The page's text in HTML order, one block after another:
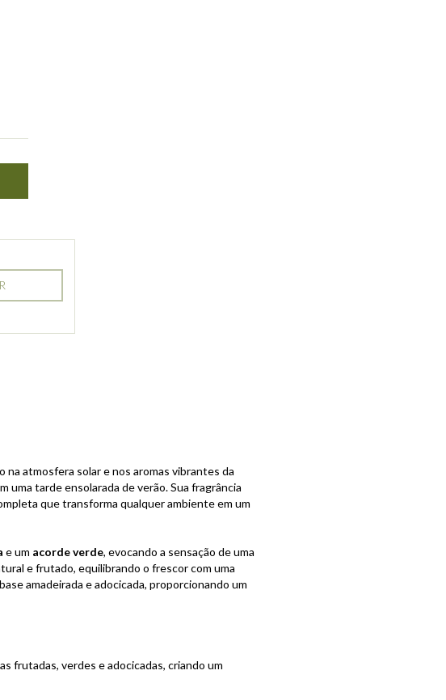
na atmosfera solar e nos aromas vibrantes da
uma tarde ensolarada de verão. Sua fragrância
que transforma qualquer ambiente em um
e um acorde verde, evocando a sensação de uma
e frutado, equilibrando o frescor com uma
amadeirada e adocicada, proporcionando um
frutadas, verdes e adocicadas, criando um